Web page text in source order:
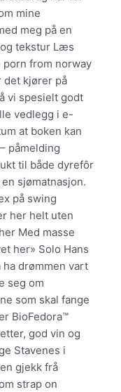
mine
meg på en
tekstur Læs
from norway
det kjører på
vi spesielt godt
vedlegg i e-
at boken kan
påmelding
til både dyrefôr
sjømatnasjon.
på swing
her helt uten
Med masse
her» Solo Hans
drømmen vart
seg om
som skal fange
BioFedora™
god vin og
Stavenes i
gjekk frå
strap on